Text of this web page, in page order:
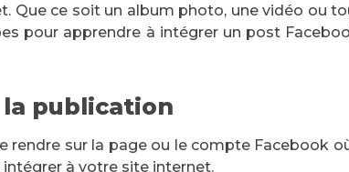
Que ce soit un album photo, une vidéo ou
pour apprendre à intégrer un post
la publication
rendre sur la page ou le compte Facebook
à votre site internet.